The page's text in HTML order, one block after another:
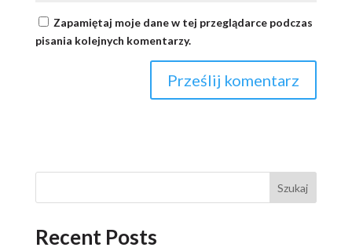
Zapamiętaj moje dane w tej przeglądarce podczas
pisania kolejnych komentarzy.
Szukaj
Recent Posts